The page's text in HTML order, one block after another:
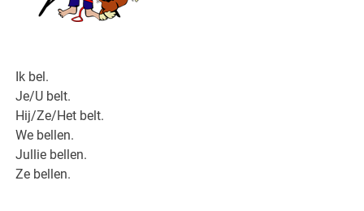
Ik bel.
Je/U belt.
Hij/Ze/Het belt.
We bellen.
Jullie bellen.
Ze bellen.